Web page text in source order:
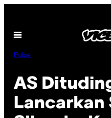
content
Open
Pulse
AS
Lancarkan